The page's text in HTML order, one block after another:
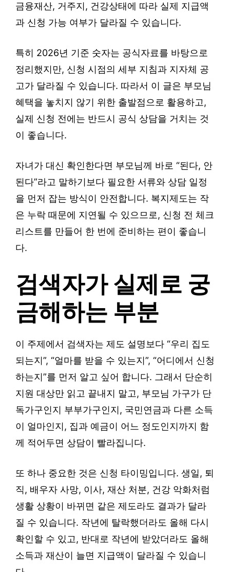
금융재산, 거주지, 건강상태에 따라 실제 지급액
과 신청 가능 여부가 달라질 수 있습니다.
특히 2026년 기준 숫자는 공식자료를 바탕으로
정리했지만, 신청 시점의 세부 지침과 지자체 공
고가 달라질 수 있습니다. 따라서 이 글은 부모님
혜택을 놓치지 않기 위한 출발점으로 활용하고,
실제 신청 전에는 반드시 공식 상담을 거치는 것
이 좋습니다.
자녀가 대신 확인한다면 부모님께 바로 “된다, 안
된다”라고 말하기보다 필요한 서류와 상담 일정
을 먼저 잡는 방식이 안전합니다. 복지제도는 작
은 누락 때문에 지연될 수 있으므로, 신청 전 체크
리스트를 만들어 한 번에 준비하는 편이 좋습니
다.
검색자가 실제로 궁
금해하는 부분
이 주제에서 검색자는 제도 설명보다 “우리 집도
되는지”, “얼마를 받을 수 있는지”, “어디에서 신청
하는지”를 먼저 알고 싶어 합니다. 그래서 단순히
지원 대상만 읽고 끝내지 말고, 부모님 가구가 단
독가구인지 부부가구인지, 국민연금과 다른 소득
이 얼마인지, 집과 예금이 어느 정도인지까지 함
께 적어두면 상담이 빨라집니다.
또 하나 중요한 것은 신청 타이밍입니다. 생일, 퇴
직, 배우자 사망, 이사, 재산 처분, 건강 악화처럼
생활 상황이 바뀌면 같은 제도라도 결과가 달라
질 수 있습니다. 작년에 탈락했더라도 올해 다시
확인할 수 있고, 반대로 작년에 받았더라도 올해
소득과 재산이 늘면 지급액이 달라질 수 있습니